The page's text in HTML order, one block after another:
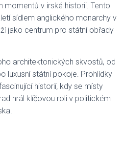
momentů v irské historii. Tento
sídlem anglického monarchy v
jako centrum pro státní obřady
architektonických skvostů, od
luxusní státní pokoje. Prohlídky
historií, kdy se místy
hrál klíčovou roli v politickém